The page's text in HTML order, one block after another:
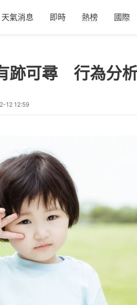
天氣消息 即時 熱榜 國際
跡可尋 行為分
12 12:59